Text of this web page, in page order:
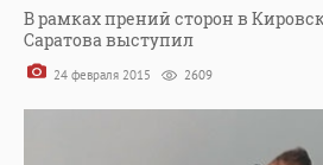
В рамках прений сторон в
Саратова выступил
24 февраля 2015 2609